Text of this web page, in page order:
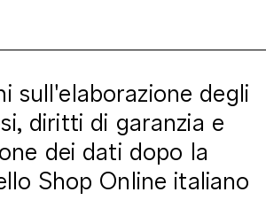
sull'elaborazione degli
diritti di garanzia e
dei dati dopo la
Shop Online italiano